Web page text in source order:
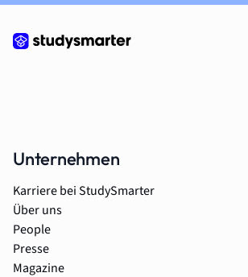
Unternehmen
Karriere bei StudySmarter
Über uns
People
Presse
Magazine